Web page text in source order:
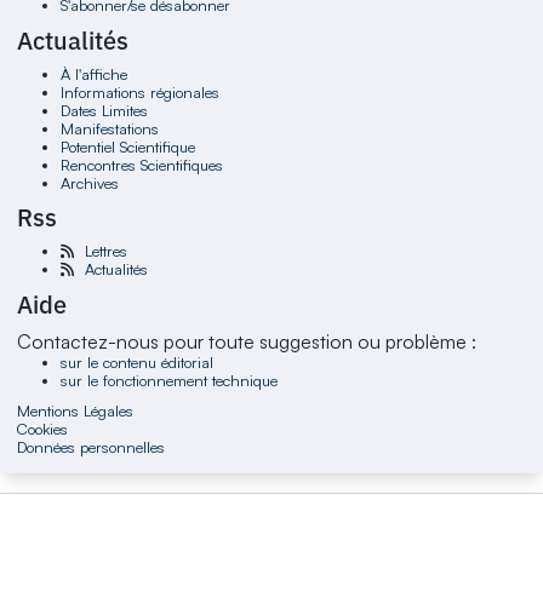
S'abonner/se désabonner
Actualités
À l'affiche
Informations régionales
Dates Limites
Manifestations
Potentiel Scientifique
Rencontres Scientifiques
Archives
Rss
Lettres
Actualités
Aide
Contactez-nous pour toute suggestion ou problème :
sur le contenu éditorial
sur le fonctionnement technique
Mentions Légales
Cookies
Données personnelles